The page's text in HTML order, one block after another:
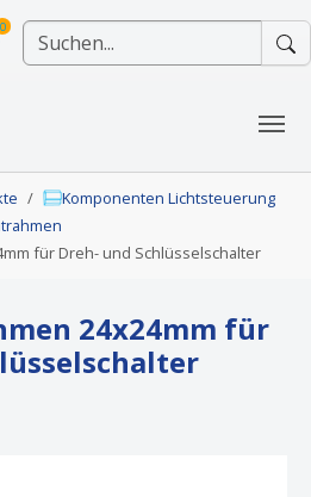
0
Komponenten Lichtsteuerung
für Dreh- und Schlüsselschalter
24x24mm für